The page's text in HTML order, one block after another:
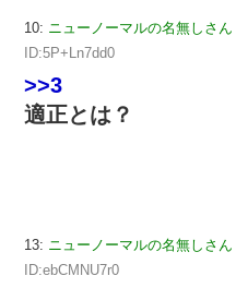
10: ニューノーマルの名無しさん
ID:5P+Ln7dd0
>>3
適正とは？
13: ニューノーマルの名無しさん
ID:ebCMNU7r0